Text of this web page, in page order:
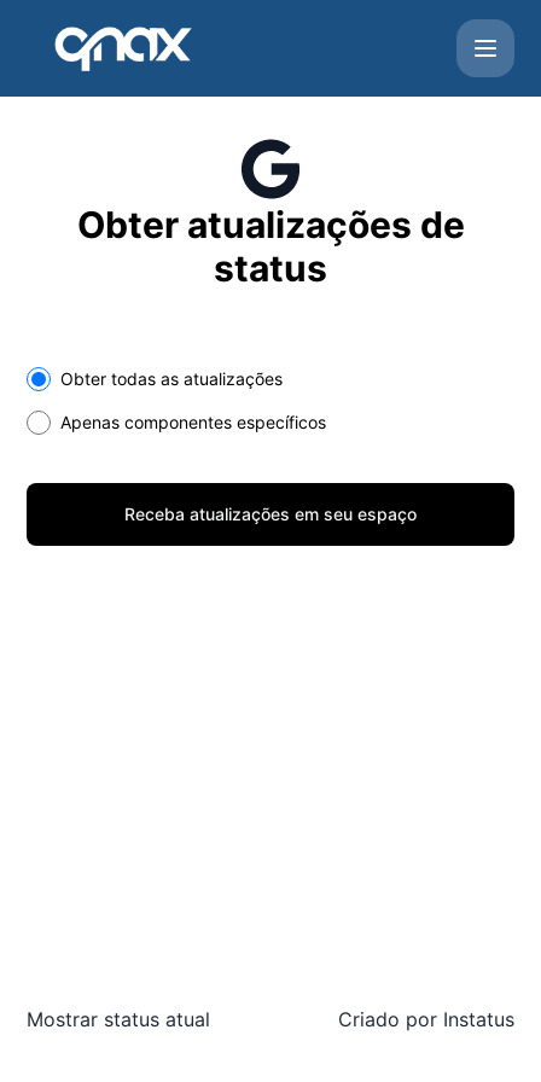
Obter atualizações de
status
Select the components you want to receive updates for
Obter todas as atualizações
Apenas componentes específicos
Receba atualizações em seu espaço
Mostrar status atual Criado por Instatus